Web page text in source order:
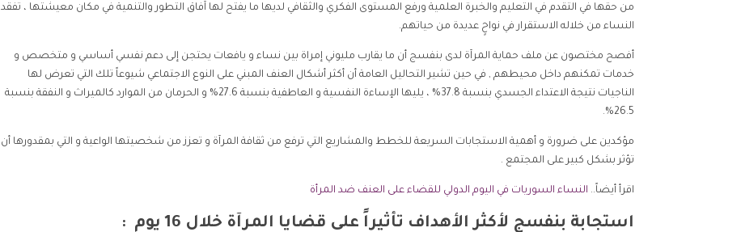
من حقها في التقدم في التعليم والخبرة العلمية ورفع المستوى الفكري والثقافي لديها ما يفتح لها آفاق التطور والتنمية في مكان معيشتها ، تفقد
النساء من خلاله الاستقرار في نواحٍ عديدة من حياتهم.
أفصح مختصون عن ملف حماية المرآة لدى بنفسج أن ما يقارب مليوني إمراة بين نساء و يافعات يحتجن إلى دعم نفسي أساسي و متخصص و
خدمات تمكنهم داخل محيطهم , في حين تشير التحاليل العامة أن أكثر أشكال العنف المبني على النوع الاجتماعي شيوعاً تلك التي تعرض لها
الناجيات نتيجة الاعتداء الجسدي بنسبة 37.8% ، يليها الإساءة النفسية و العاطفية بنسبة 27.6% و الحرمان من الموارد كالميراث و النفقة بنسبة
26.5%.
مؤكدين على ضرورة و أهمية الاستجابات السريعة للخطط والمشاريع التي ترفع من ثقافة المرآة و تعزز من شخصيتها الواعية و التي بمقدورها أن
تؤثر بشكل كبير على المجتمع .
اقرأ أيضاً.. النساء السوريات في اليوم الدولي للقضاء على العنف ضد المرأة
استجابة بنفسج لأكثر الأهداف تأثيراً على قضايا المرآة خلال 16 يوم :